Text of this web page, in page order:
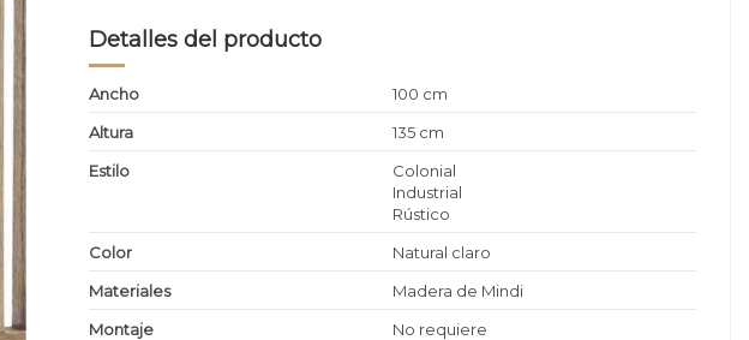
Detalles del producto
Ancho
100 cm
Altura
135 cm
Estilo
Colonial
Industrial
Rústico
Color
Natural claro
Materiales
Madera de Mindi
Montaje
No requiere